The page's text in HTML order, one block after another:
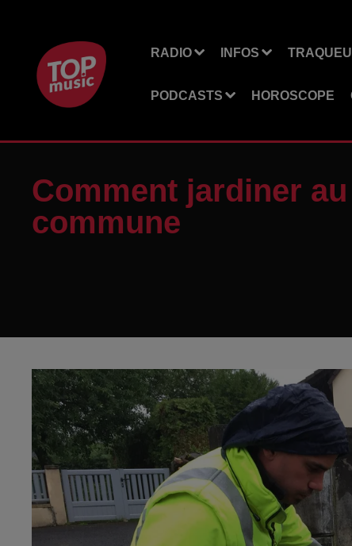
RADIO INFOS
PODCASTS HOROSCOPE
Comment jardiner
commune